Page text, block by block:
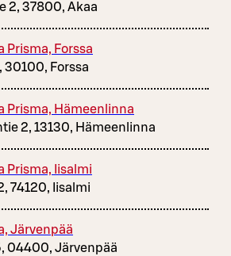
2, 37800, Akaa
Prisma, Forssa
30100, Forssa
Prisma, Hämeenlinna
2, 13130, Hämeenlinna
Prisma, Iisalmi
74120, Iisalmi
Järvenpää
04400, Järvenpää